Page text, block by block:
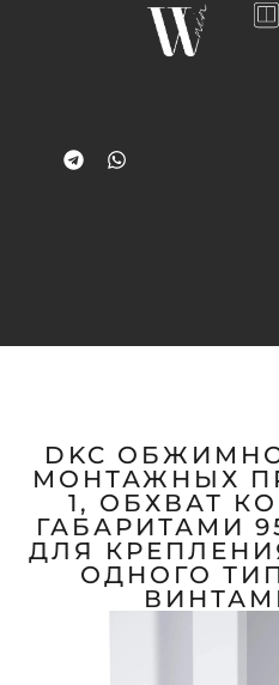
DKC
МОНТАЖНЫХ
1, ОБХВАТ
ГАБАРИТАМИ
ДЛЯ
ОДНОГО